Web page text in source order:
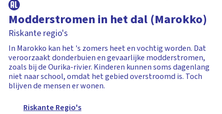
Modderstromen in het dal (Marokko)
Riskante regio's
In Marokko kan het 's zomers heet en vochtig worden. Dat
veroorzaakt donderbuien en gevaarlijke modderstromen,
zoals bij de Ourika-rivier. Kinderen kunnen soms dagenlang
niet naar school, omdat het gebied overstroomd is. Toch
blijven de mensen er wonen.
Riskante Regio's